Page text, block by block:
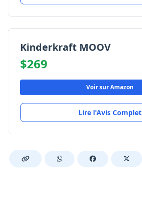
Kinderkraft MOOV
$269
Voir sur Amazon
Lire l'Avis Complet